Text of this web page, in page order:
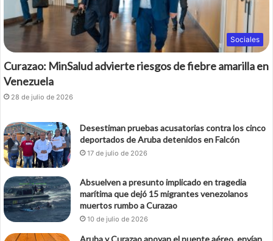
Sociales
Curazao: MinSalud advierte riesgos de fiebre amarilla en
Venezuela
28 de julio de 2026
Desestiman pruebas acusatorias contra los cinco
deportados de Aruba detenidos en Falcón
17 de julio de 2026
Absuelven a presunto implicado en tragedia
marítima que dejó 15 migrantes venezolanos
muertos rumbo a Curazao
10 de julio de 2026